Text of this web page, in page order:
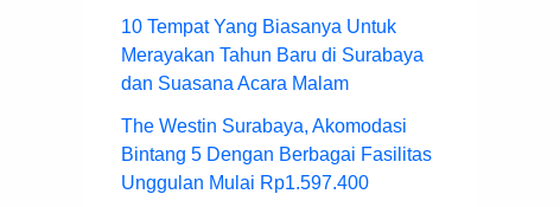
10 Tempat Yang Biasanya Untuk
Merayakan Tahun Baru di Surabaya
dan Suasana Acara Malam
The Westin Surabaya, Akomodasi
Bintang 5 Dengan Berbagai Fasilitas
Unggulan Mulai Rp1.597.400